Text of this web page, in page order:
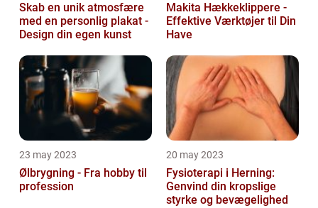
Skab en unik atmosfære
med en personlig plakat -
Design din egen kunst
Makita Hækkeklippere -
Effektive Værktøjer til Din
Have
23 may 2023
Ølbrygning - Fra hobby til
profession
20 may 2023
Fysioterapi i Herning:
Genvind din kropslige
styrke og bevægelighed